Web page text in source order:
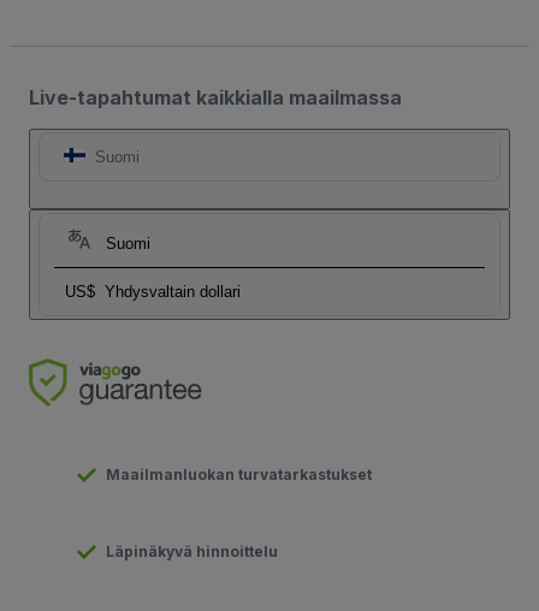
Live-tapahtumat kaikkialla maailmassa
Suomi
Suomi
US$ Yhdysvaltain dollari
Maailmanluokan turvatarkastukset
Läpinäkyvä hinnoittelu